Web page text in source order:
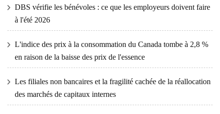
DBS vérifie les bénévoles : ce que les employeurs doivent faire
à l'été 2026
L'indice des prix à la consommation du Canada tombe à 2,8 %
en raison de la baisse des prix de l'essence
Les filiales non bancaires et la fragilité cachée de la réallocation
des marchés de capitaux internes